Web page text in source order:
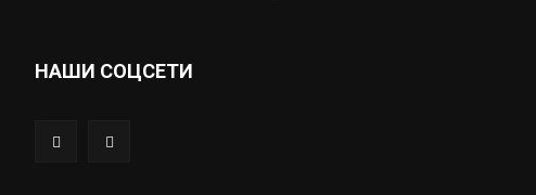
НАШИ СОЦСЕТИ